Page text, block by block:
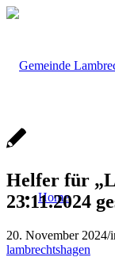
Home
Helfer für
23.11.2024
20. November 2024/
lambrechtshagen